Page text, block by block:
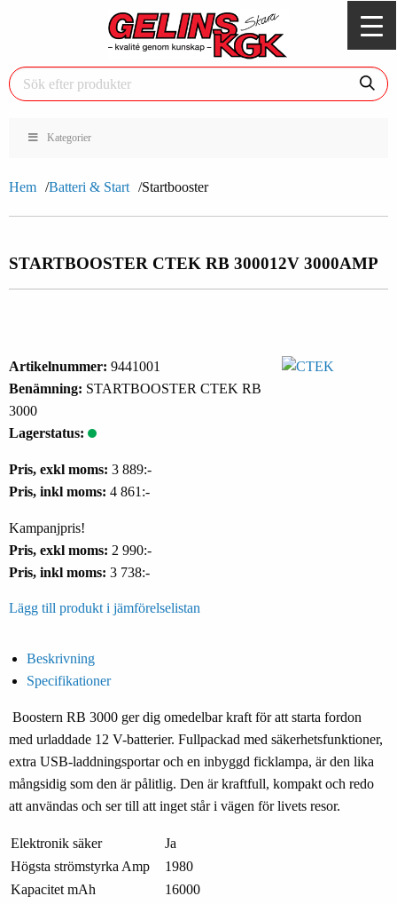
Kategorier
Hem Batteri & Start Startbooster
STARTBOOSTER CTEK RB 300012V 3000AMP
Artikelnummer: 9441001
Benämning: STARTBOOSTER CTEK RB
3000
Lagerstatus:
Pris, exkl moms: 3 889:-
Pris, inkl moms: 4 861:-
Kampanjpris!
Pris, exkl moms: 2 990:-
Pris, inkl moms: 3 738:-
Lägg till produkt i jämförelselistan
Beskrivning
Specifikationer
Boostern RB 3000 ger dig omedelbar kraft för att starta fordon
med urladdade 12 V-batterier. Fullpackad med säkerhetsfunktioner,
extra USB-laddningsportar och en inbyggd ficklampa, är den lika
mångsidig som den är pålitlig. Den är kraftfull, kompakt och redo
att användas och ser till att inget står i vägen för livets resor.
Elektronik säker
Ja
Högsta strömstyrka Amp
1980
Kapacitet mAh
16000